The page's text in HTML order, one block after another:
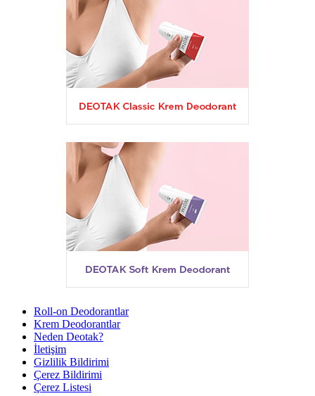
Roll-on Deodorantlar
Krem Deodorantlar
Neden Deotak?
İletişim
Gizlilik Bildirimi
Çerez Bildirimi
Çerez Listesi